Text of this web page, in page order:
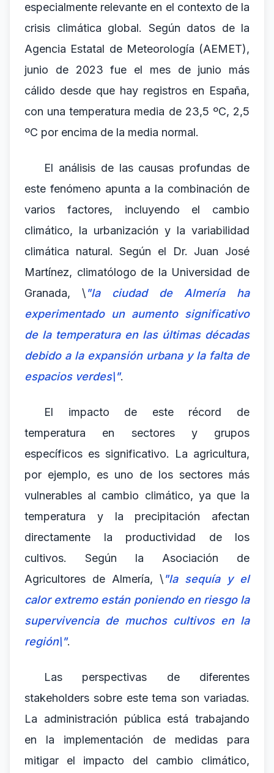
especialmente relevante en el contexto de la
crisis climática global. Según datos de la
Agencia Estatal de Meteorología (AEMET),
junio de 2023 fue el mes de junio más
cálido desde que hay registros en España,
con una temperatura media de 23,5 ºC, 2,5
ºC por encima de la media normal.
El análisis de las causas profundas de
este fenómeno apunta a la combinación de
varios factores, incluyendo el cambio
climático, la urbanización y la variabilidad
climática natural. Según el Dr. Juan José
Martínez, climatólogo de la Universidad de
Granada, \"la ciudad de Almería ha
experimentado un aumento significativo
de la temperatura en las últimas décadas
debido a la expansión urbana y la falta de
espacios verdes\".
El impacto de este récord de
temperatura en sectores y grupos
específicos es significativo. La agricultura,
por ejemplo, es uno de los sectores más
vulnerables al cambio climático, ya que la
temperatura y la precipitación afectan
directamente la productividad de los
cultivos. Según la Asociación de
Agricultores de Almería, \"la sequía y el
calor extremo están poniendo en riesgo la
supervivencia de muchos cultivos en la
región\".
Las perspectivas de diferentes
stakeholders sobre este tema son variadas.
La administración pública está trabajando
en la implementación de medidas para
mitigar el impacto del cambio climático,